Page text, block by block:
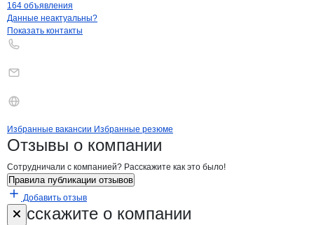
164 объявления
Контактыкомпании
+7(800)000-00-..
Данные неактуальны?
Показать контакты
Брендыкомпани СТЭКО-Контроль
Вакансии вСТЭКО-Контроль
Избранные вакансии Избранные резюме
Новости oСТЭКО-Контроль, ООО
Отзывы о компании
Сотрудничали с компанией? Расскажите как это было!
Правила публикации отзывов
Добавить отзыв
Расскажите о компании
Форма обратной связи о неточностях